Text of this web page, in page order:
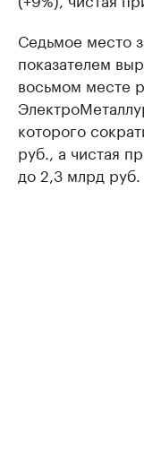
Седьмое место
показателем
восьмом месте
которого
руб., а чистая
до 2,3 млрд руб.